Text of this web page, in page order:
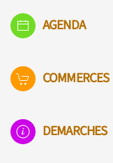
AGENDA
COMMERCES
DEMARCHES